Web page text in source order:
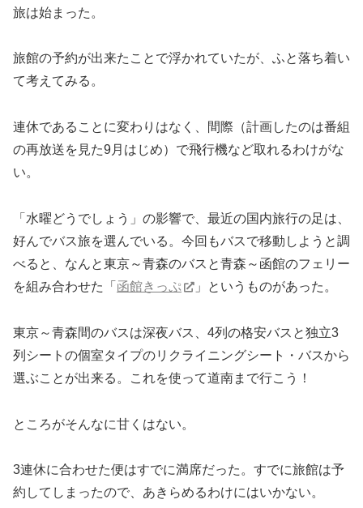
旅は始まった。
旅館の予約が出来たことで浮かれていたが、ふと落ち着い
て考えてみる。
連休であることに変わりはなく、間際（計画したのは番組
の再放送を見た9月はじめ）で飛行機など取れるわけがな
い。
「水曜どうでしょう」の影響で、最近の国内旅行の足は、
好んでバス旅を選んでいる。今回もバスで移動しようと調
べると、なんと東京～青森のバスと青森～函館のフェリー
を組み合わせた「 函館きっぷ 」というものがあった。
東京～青森間のバスは深夜バス、4列の格安バスと独立3
列シートの個室タイプのリクライニングシート・バスから
選ぶことが出来る。これを使って道南まで行こう！
ところがそんなに甘くはない。
3連休に合わせた便はすでに満席だった。すでに旅館は予
約してしまったので、あきらめるわけにはいかない。